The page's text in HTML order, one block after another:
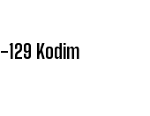
Kodim